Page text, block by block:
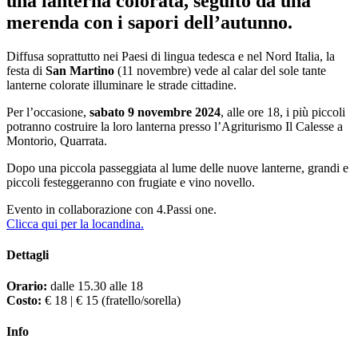
merenda con i sapori dell’autunno.
Diffusa soprattutto nei Paesi di lingua tedesca e nel Nord Italia, la
festa di San Martino (11 novembre) vede al calar del sole tante
lanterne colorate illuminare le strade cittadine.
Per l’occasione, sabato 9 novembre 2024, alle ore 18, i più piccoli
potranno costruire la loro lanterna presso l’Agriturismo Il Calesse a
Montorio, Quarrata.
Dopo una piccola passeggiata al lume delle nuove lanterne, grandi e
piccoli festeggeranno con frugiate e vino novello.
Evento in collaborazione con 4.Passi one.
Clicca qui per la locandina.
Dettagli
Orario: dalle 15.30 alle 18
Costo: € 18 | € 15 (fratello/sorella)
Info